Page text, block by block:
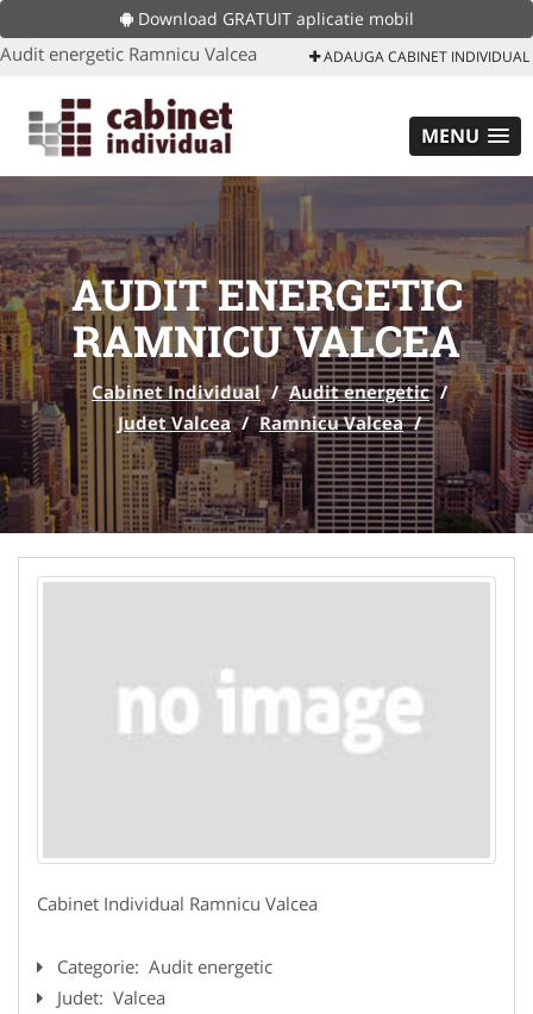
Download GRATUIT aplicatie mobil
Audit energetic Ramnicu Valcea ADAUGA CABINET INDIVIDUAL
MENU
AUDIT ENERGETIC
RAMNICU VALCEA
Cabinet Individual / Audit energetic /
Judet Valcea / Ramnicu Valcea /
Cabinet Individual Ramnicu Valcea
Categorie: Audit energetic
Judet: Valcea